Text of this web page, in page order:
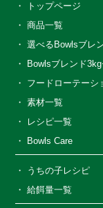
トップページ
商品一覧
選べるBowlsブレ
Bowlsブレンド3kg
フードローテーシ
素材一覧
レシピ一覧
Bowls Care
うちの子レシピ
給餌量一覧